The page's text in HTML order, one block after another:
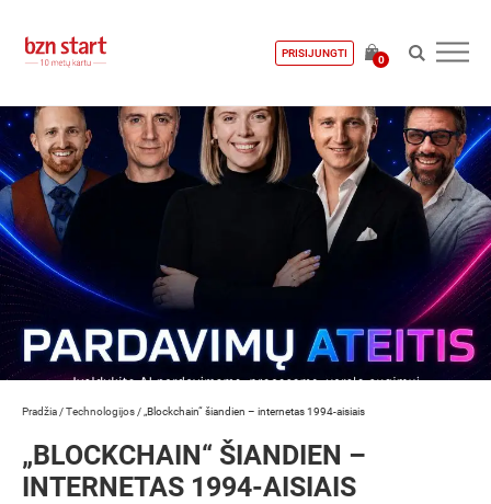
PRISIJUNGTI
0
Pradžia /Technologijos / „Blockchain“ šiandien – internetas 1994-aisiais
„BLOCKCHAIN“ ŠIANDIEN –
INTERNETAS 1994-AISIAIS